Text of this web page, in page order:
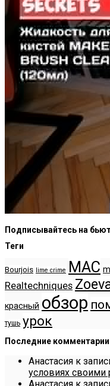
Подписывайтесь на
Теги
Bourjois lime crime MAC
Realtechniques
красный обзор
тушь урок
Последние комментарии
Анастасия к
условиях своими
Анастасия к